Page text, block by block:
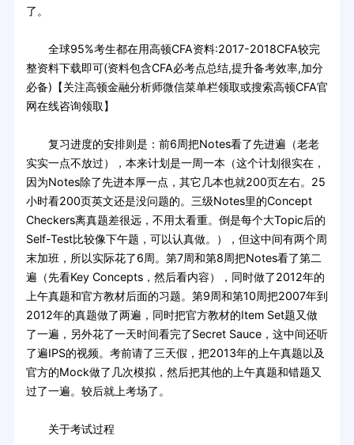
了。
全球95%考生都在用高顿CFA资料:2017-2018CFA较完
整资料下载即可(资料包含CFA必考点总结,提升备考效率,加分
必备)【关注高顿金融分析师微信菜单栏领取或搜索高顿CFA官
网在线咨询领取】
复习进度的安排则是：前6周把Notes看了先进遍（老老
实实一点不放过），本来计划是一周一本（这个计划很实在，
因为Notes除了先进本厚一点，其它几本也就200页左右。25
小时看200页英文还是没问题的。三级Notes里的Concept
Checkers离真题差很远，不用太看重。倒是每个大Topic后的
Self-Test比较像下午题，可以认真做。），但这中间有两个周
末加班，所以实际花了6周。第7周和第8周把Notes看了第二
遍（先看Key Concepts，然后看内容），同时做了2012年的
上午真题和官方教材后面的习题。第9周和第10周把2007年到
2012年的真题做了两遍，同时把官方教材的Item Set题又做
了一遍，另外花了一天时间看完了Secret Sauce，这中间还听
了遍IPS的视频。考前请了三天假，把2013年的上午真题以及
官方的Mock做了几次模拟，然后把其他的上午真题和错题又
过了一遍。较后就上考场了。
关于考试过程